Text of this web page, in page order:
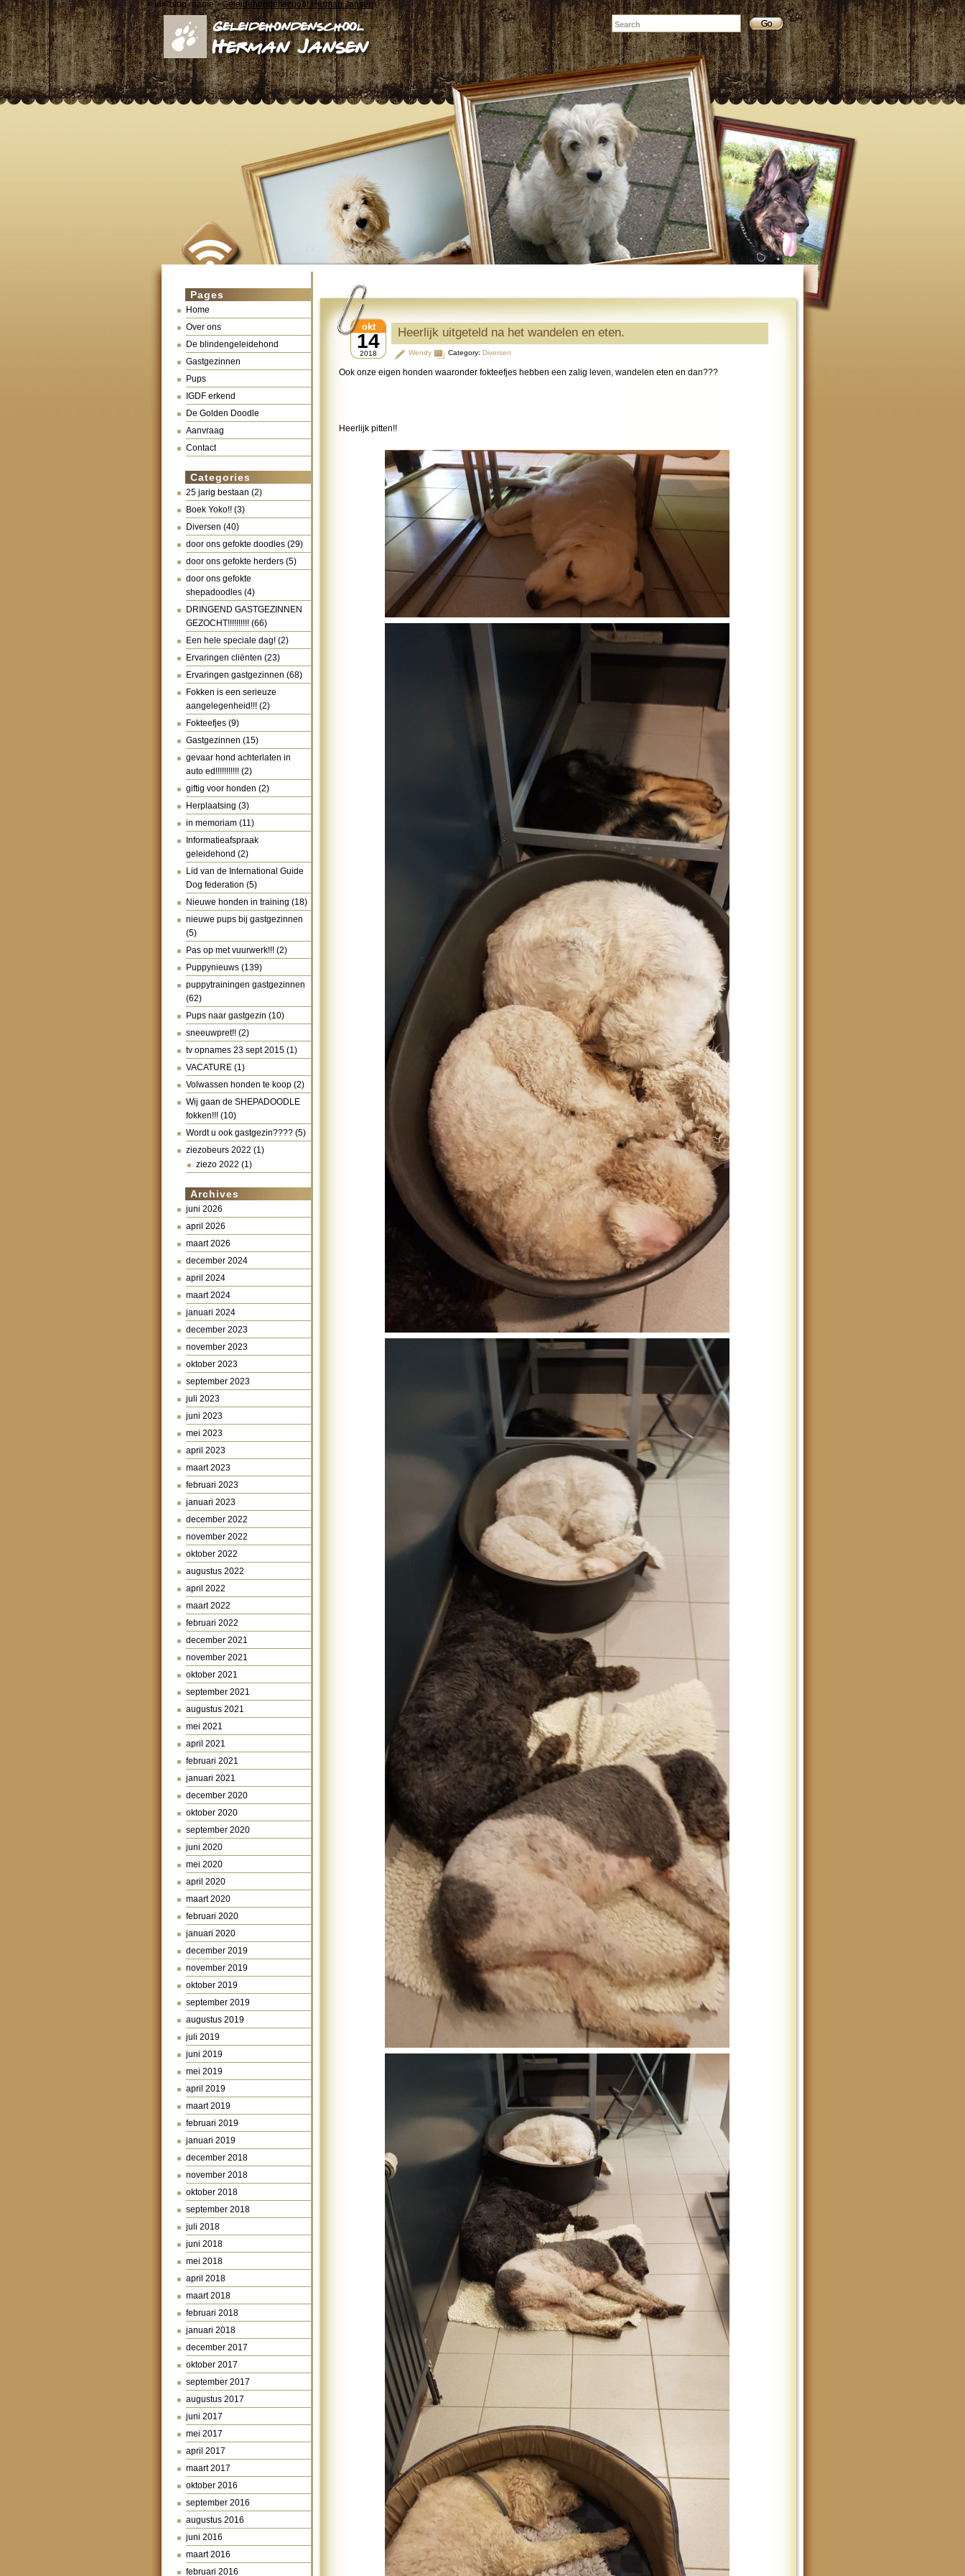
< id="blog_name">Geleidehondenschool Herman Jansen
Pages
Home
Over ons
De blindengeleidehond
Gastgezinnen
Pups
IGDF erkend
De Golden Doodle
Aanvraag
Contact
Categories
25 jarig bestaan (2)
Boek Yoko!! (3)
Diversen (40)
door ons gefokte doodles (29)
door ons gefokte herders (5)
door ons gefokte
shepadoodles (4)
DRINGEND GASTGEZINNEN
GEZOCHT!!!!!!!!!! (66)
Een hele speciale dag! (2)
Ervaringen cliënten (23)
Ervaringen gastgezinnen (68)
Fokken is een serieuze
aangelegenheid!!! (2)
Fokteefjes (9)
Gastgezinnen (15)
gevaar hond achterlaten in
auto ed!!!!!!!!!!! (2)
giftig voor honden (2)
Herplaatsing (3)
in memoriam (11)
Informatieafspraak
geleidehond (2)
Lid van de International Guide
Dog federation (5)
Nieuwe honden in training (18)
nieuwe pups bij gastgezinnen
(5)
Pas op met vuurwerk!!! (2)
Puppynieuws (139)
puppytrainingen gastgezinnen
(62)
Pups naar gastgezin (10)
sneeuwpret!! (2)
tv opnames 23 sept 2015 (1)
VACATURE (1)
Volwassen honden te koop (2)
Wij gaan de SHEPADOODLE
fokken!!! (10)
Wordt u ook gastgezin???? (5)
ziezobeurs 2022 (1)
ziezo 2022 (1)
Archives
juni 2026
april 2026
maart 2026
december 2024
april 2024
maart 2024
januari 2024
december 2023
november 2023
oktober 2023
september 2023
juli 2023
juni 2023
mei 2023
april 2023
maart 2023
februari 2023
januari 2023
december 2022
november 2022
oktober 2022
augustus 2022
april 2022
maart 2022
februari 2022
december 2021
november 2021
oktober 2021
september 2021
augustus 2021
mei 2021
april 2021
februari 2021
januari 2021
december 2020
oktober 2020
september 2020
juni 2020
mei 2020
april 2020
maart 2020
februari 2020
januari 2020
december 2019
november 2019
oktober 2019
september 2019
augustus 2019
juli 2019
juni 2019
mei 2019
april 2019
maart 2019
februari 2019
januari 2019
december 2018
november 2018
oktober 2018
september 2018
juli 2018
juni 2018
mei 2018
april 2018
maart 2018
februari 2018
januari 2018
december 2017
oktober 2017
september 2017
augustus 2017
juni 2017
mei 2017
april 2017
maart 2017
oktober 2016
september 2016
augustus 2016
juni 2016
maart 2016
februari 2016
Heerlijk uitgeteld na het wandelen en eten.
14
okt
2018 Wendy Category: Diversen
Ook onze eigen honden waaronder fokteefjes hebben een zalig leven, wandelen eten en dan???
Heerlijk pitten!!